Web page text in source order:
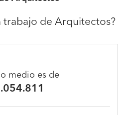
trabajo de Arquitectos?
medio es de